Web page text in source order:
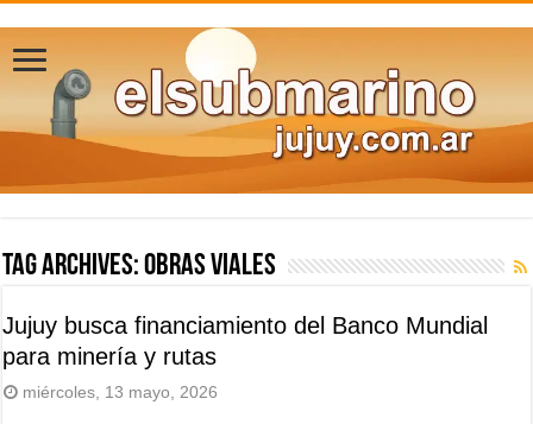
Tag Archives:obras viales
Jujuy busca financiamiento del Banco Mundial
para minería y rutas
miércoles, 13 mayo, 2026